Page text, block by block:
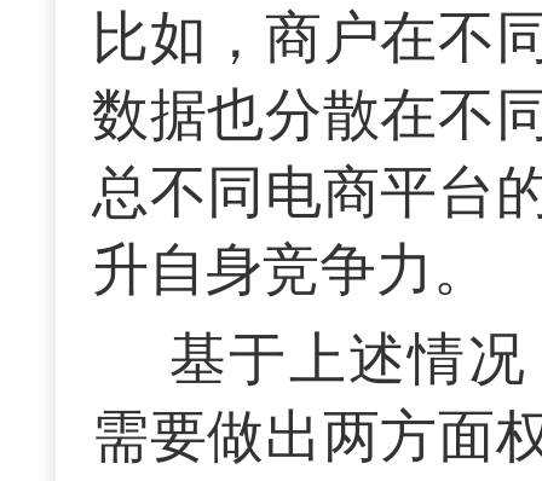
比如，商户在不
数据也分散在不
总不同电商平台
升自身竞争力。
基于上述情
需要做出两方面